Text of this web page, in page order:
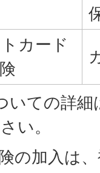
カード
いての詳細
い。
の加入は